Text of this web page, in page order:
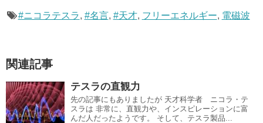
#ニコラテスラ, #名言, #天才, フリーエネルギー, 電磁波
関連記事
テスラの直観力
先の記事にもありましたが 天才科学者 ニコラ・テ
スラは 非常に、直観力や、インスピレーションに富
んだ人だったようです。 そして、テスラ製品...